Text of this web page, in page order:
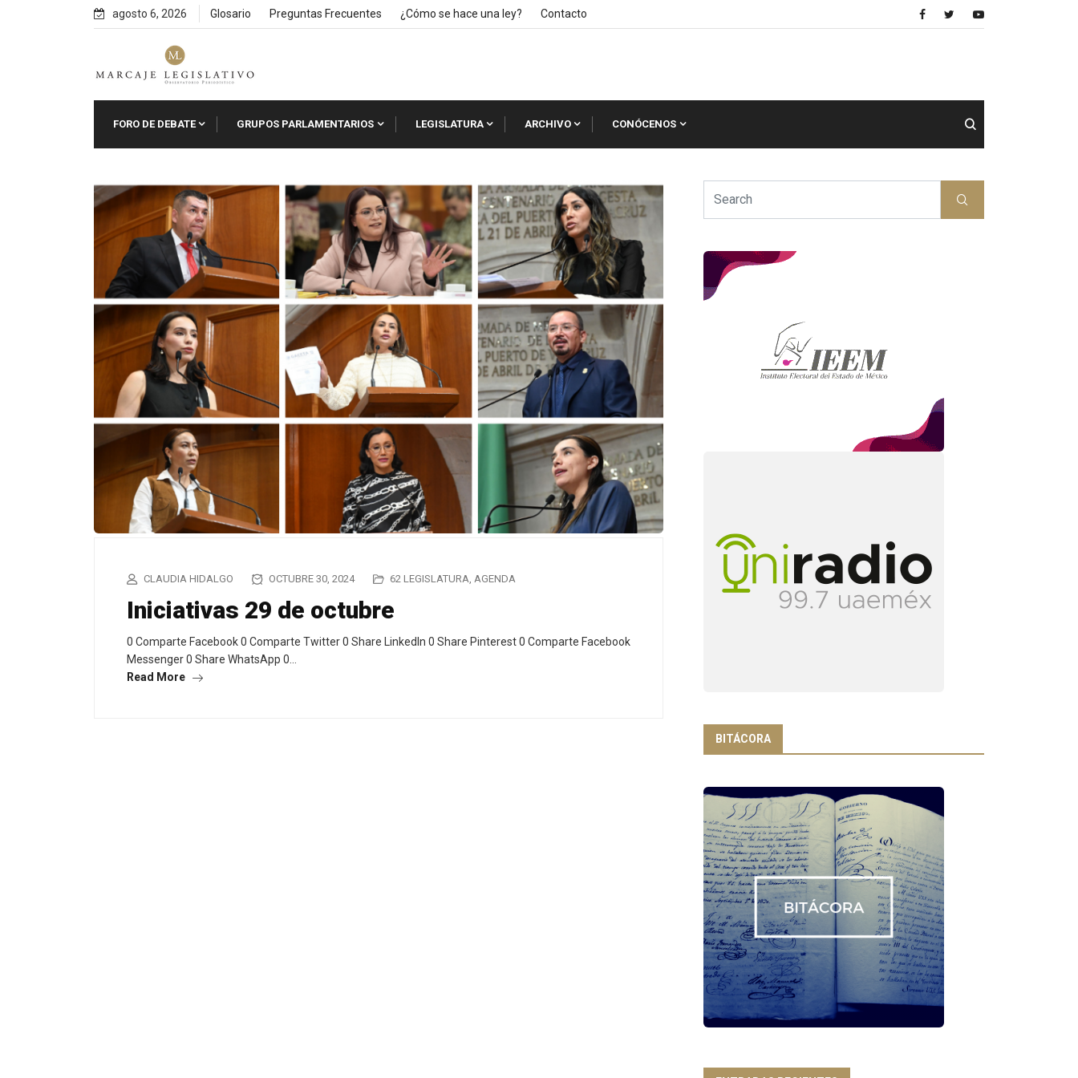
agosto 6, 2026 Glosario Preguntas Frecuentes ¿Cómo se hace una ley? Contacto
FORO DE DEBATE GRUPOS PARLAMENTARIOS LEGISLATURA ARCHIVO CONÓCENOS
CLAUDIA HIDALGO OCTUBRE 30, 2024 62 LEGISLATURA, AGENDA
Iniciativas 29 de octubre
0 Comparte Facebook 0 Comparte Twitter 0 Share LinkedIn 0 Share Pinterest 0 Comparte Facebook
Messenger 0 Share WhatsApp 0…
Read More
BITÁCORA